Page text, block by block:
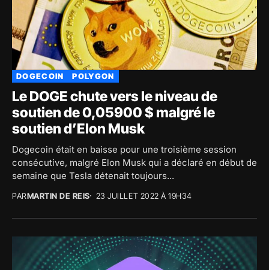
DOGECOIN POLYGON
Le DOGE chute vers le niveau de
soutien de 0,05900 $ malgré le
soutien d’Elon Musk
Dogecoin était en baisse pour une troisième session
consécutive, malgré Elon Musk qui a déclaré en début de
semaine que Tesla détenait toujours...
PARMARTIN DE REIS 23 JUILLET 2022 À 19H34